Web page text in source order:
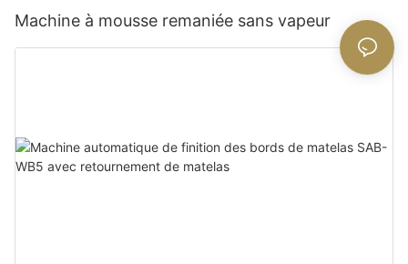
Machine à mousse remaniée sans vapeur